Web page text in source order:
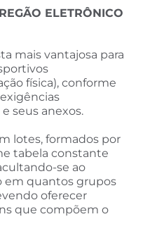
ELETRÔNICO
mais vantajosa para
física), conforme
seus anexos.
lotes, formados por
tabela constante
se ao
em quantos grupos
oferecer
que compõem o